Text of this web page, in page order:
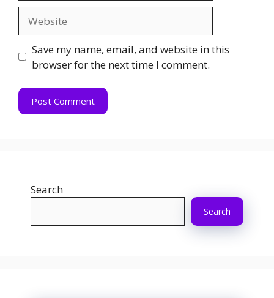
Save my name, email, and website in this
browser for the next time I comment.
Search
Search